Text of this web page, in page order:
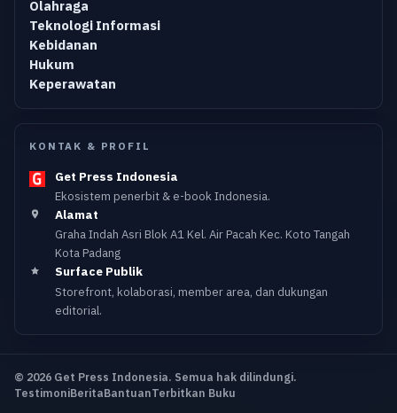
Olahraga
Teknologi Informasi
Kebidanan
Hukum
Keperawatan
KONTAK & PROFIL
Get Press Indonesia
Ekosistem penerbit & e-book Indonesia.
Alamat
Graha Indah Asri Blok A1 Kel. Air Pacah Kec. Koto Tangah
Kota Padang
Surface Publik
Storefront, kolaborasi, member area, dan dukungan
editorial.
© 2026 Get Press Indonesia. Semua hak dilindungi.
TestimoniBeritaBantuanTerbitkan Buku